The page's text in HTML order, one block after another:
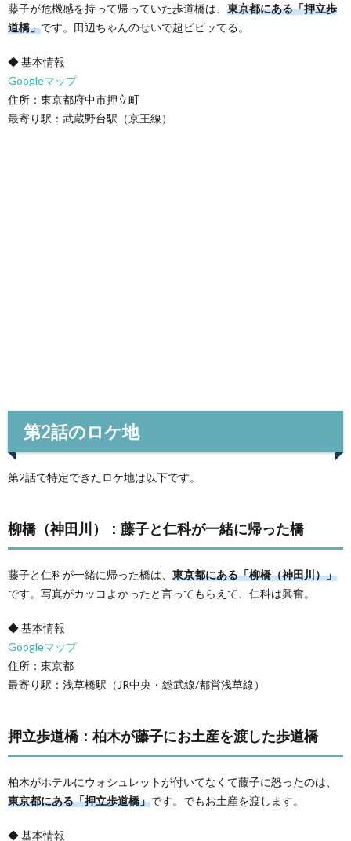
藤子が危機感を持って帰っていた歩道橋は、 東京都にある「押立歩
道橋」です。田辺ちゃんのせいで超ビビッてる。
◆ 基本情報
Googleマップ
住所：東京都府中市押立町
最寄り駅：武蔵野台駅（京王線）
第2話のロケ地
第2話で特定できたロケ地は以下です。
柳橋（神田川）：藤子と仁科が一緒に帰った橋
藤子と仁科が一緒に帰った橋は、 東京都にある「柳橋（神田川）」
です。写真がカッコよかったと言ってもらえて、仁科は興奮。
◆ 基本情報
Googleマップ
住所：東京都
最寄り駅：浅草橋駅（JR中央・総武線/都営浅草線）
押立歩道橋：柏木が藤子にお土産を渡した歩道橋
柏木がホテルにウォシュレットが付いてなくて藤子に怒ったのは、
東京都にある「押立歩道橋」です。でもお土産を渡します。
◆ 基本情報